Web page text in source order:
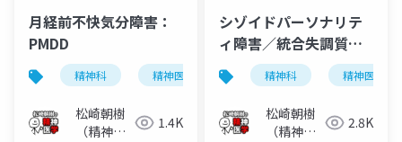
月経前不快気分障害：
PMDD
精神科 精神医学 月経前不快気分障害
松崎朝樹
（精神科
1.4K
シゾイドパーソナリテ
ィ障害／統合失調質パ
ーソナリティ障害
精神科 精神医学
松崎朝樹
（精神科
2.8K